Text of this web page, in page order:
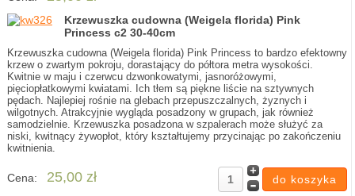
Krzewuszka cudowna (Weigela florida) Pink
Princess c2 30-40cm
Krzewuszka cudowna (Weigela florida) Pink Princess to bardzo efektowny
krzew o zwartym pokroju, dorastający do półtora metra wysokości.
Kwitnie w maju i czerwcu dzwonkowatymi, jasnoróżowymi,
pięciopłatkowymi kwiatami. Ich tłem są piękne liście na sztywnych
pędach. Najlepiej rośnie na glebach przepuszczalnych, żyznych i
wilgotnych. Atrakcyjnie wygląda posadzony w grupach, jak również
samodzielnie. Krzewuszka posadzona w szpalerach może służyć za
niski, kwitnący żywopłot, który kształtujemy przycinając po zakończeniu
kwitnienia.
Cena: 25,00 zł